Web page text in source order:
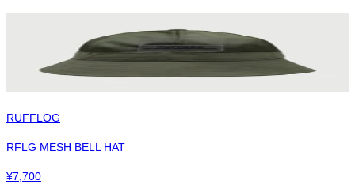
RUFFLOG
RFLG MESH BELL HAT
¥7,700